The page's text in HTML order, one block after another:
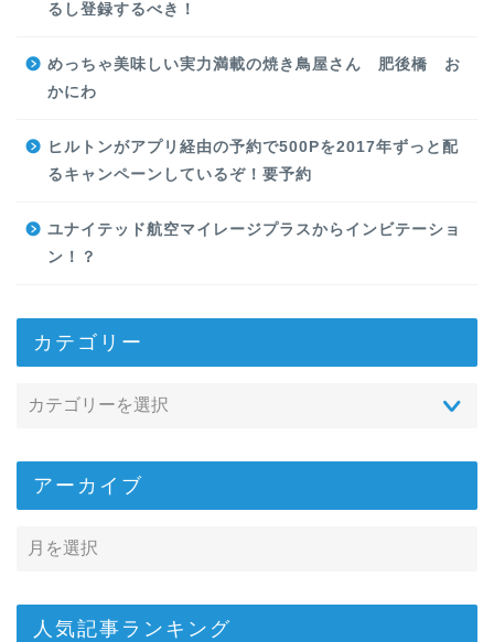
るし登録するべき！
めっちゃ美味しい実力満載の焼き鳥屋さん 肥後橋 お
かにわ
ヒルトンがアプリ経由の予約で500Pを2017年ずっと配
るキャンペーンしているぞ！要予約
ユナイテッド航空マイレージプラスからインビテーショ
ン！？
カテゴリー
アーカイブ
人気記事ランキング